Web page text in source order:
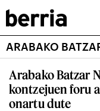
ARABAKO
Arabako Batzar
kontzejuen foru
onartu dute